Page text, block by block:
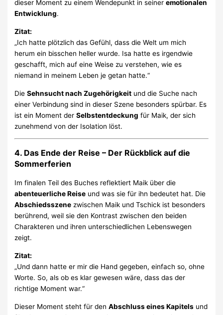
dieser Moment zu einem Wendepunkt in seineremotionalen
Entwicklung.
Zitat:
„Ich hatte plötzlich das Gefühl, dass die Welt um mich
herum ein bisschen heller wurde. Isa hatte es irgendwie
geschafft, mich auf eine Weise zu verstehen, wie es
niemand in meinem Leben je getan hatte.“
DieSehnsucht nach Zugehörigkeit und die Suche nach
einer Verbindung sind in dieser Szene besonders spürbar. Es
ist ein Moment derSelbstentdeckung für Maik, der sich
zunehmend von der Isolation löst.
4. Das Ende der Reise – Der Rückblick auf die
Sommerferien
Im finalen Teil des Buches reflektiert Maik über die
abenteuerliche Reise und was sie für ihn bedeutet hat. Die
Abschiedsszene zwischen Maik und Tschick ist besonders
berührend, weil sie den Kontrast zwischen den beiden
Charakteren und ihren unterschiedlichen Lebenswegen
zeigt.
Zitat:
„Und dann hatte er mir die Hand gegeben, einfach so, ohne
Worte. So, als ob es klar gewesen wäre, dass das der
richtige Moment war.“
Dieser Moment steht für denAbschluss eines Kapitels und